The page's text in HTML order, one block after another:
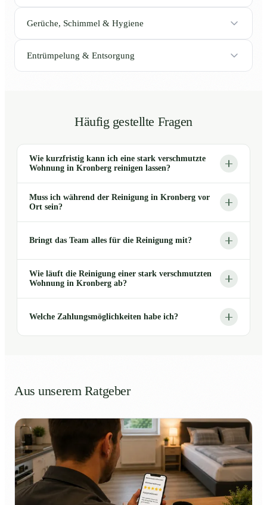
Gerüche, Schimmel & Hygiene
Entrümpelung & Entsorgung
Häufig gestellte Fragen
Wie kurzfristig kann ich eine stark verschmutzte
Wohnung in Kronberg reinigen lassen?
Muss ich während der Reinigung in Kronberg vor
Ort sein?
Bringt das Team alles für die Reinigung mit?
Wie läuft die Reinigung einer stark verschmutzten
Wohnung in Kronberg ab?
Welche Zahlungsmöglichkeiten habe ich?
Aus unserem Ratgeber